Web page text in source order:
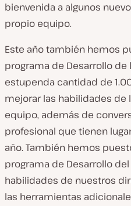
bienvenida a algunos
propio equipo.
Este año también hemos
programa de Desarrollo de
estupenda cantidad de
mejorar las habilidades
equipo, además de
profesional que tienen
año. También hemos
programa de Desarrollo
habilidades de nuestros
las herramientas